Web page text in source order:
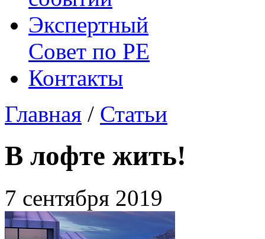
Экспертный
Совет по РЕ
Контакты
Главная / Статьи
В лофте жить!
7 сентября 2019